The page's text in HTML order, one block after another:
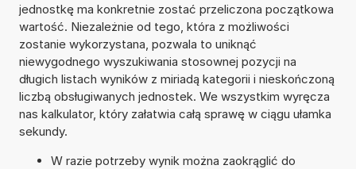
jednostkę ma konkretnie zostać przeliczona początkowa
wartość. Niezależnie od tego, która z możliwości
zostanie wykorzystana, pozwala to uniknąć
niewygodnego wyszukiwania stosownej pozycji na
długich listach wyników z miriadą kategorii i nieskończoną
liczbą obsługiwanych jednostek. We wszystkim wyręcza
nas kalkulator, który załatwia całą sprawę w ciągu ułamka
sekundy.
W razie potrzeby wynik można zaokrąglić do